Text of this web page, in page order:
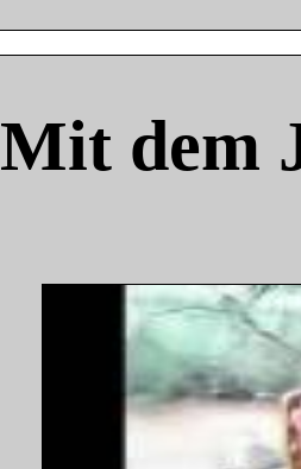
Mit dem